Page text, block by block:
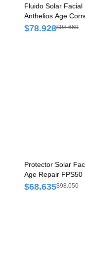
Fluido Solar
Anthelios Age
Color Tubo x 50 ml
$78.928$98.660
Protector Solar
Age Repair
$68.635$98.050